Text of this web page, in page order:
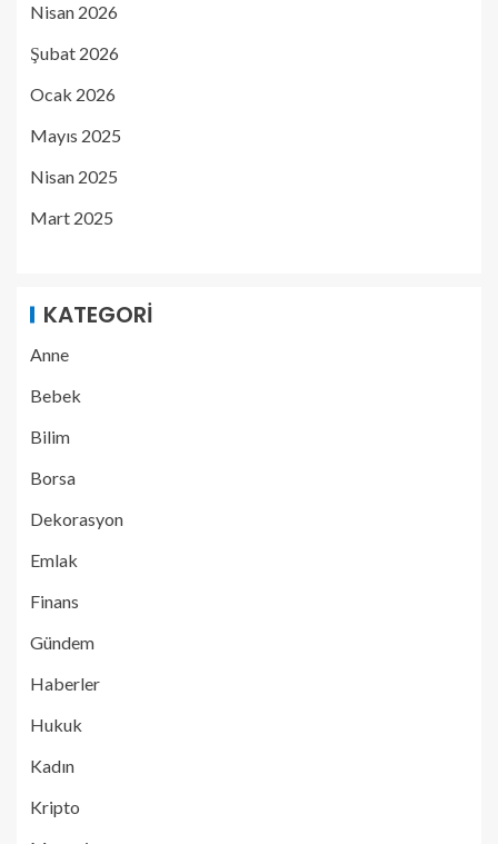
Nisan 2026
Şubat 2026
Ocak 2026
Mayıs 2025
Nisan 2025
Mart 2025
KATEGORI
Anne
Bebek
Bilim
Borsa
Dekorasyon
Emlak
Finans
Gündem
Haberler
Hukuk
Kadın
Kripto